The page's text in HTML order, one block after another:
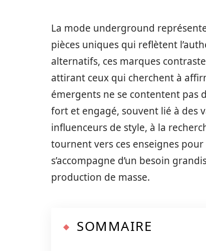
La mode underground
pièces uniques qui reflètent
alternatifs, ces marques
attirant ceux qui cherchent à
émergents ne se contentent pas
fort et engagé, souvent lié à des
influenceurs de style, à la
tournent vers ces enseignes
s’accompagne d’un besoin
production de masse.
SOMMAIRE